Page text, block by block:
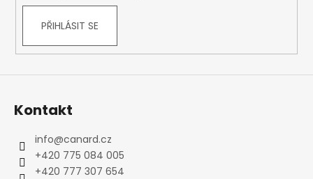
PŘIHLÁSIT SE
Kontakt
info@canard.cz
+420 775 084 005
+420 777 307 654